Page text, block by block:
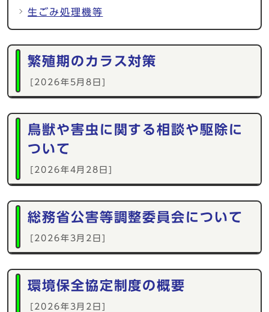
生ごみ処理機等
繁殖期のカラス対策
[2026年5月8日]
鳥獣や害虫に関する相談や駆除に
ついて
[2026年4月28日]
総務省公害等調整委員会について
[2026年3月2日]
環境保全協定制度の概要
[2026年3月2日]